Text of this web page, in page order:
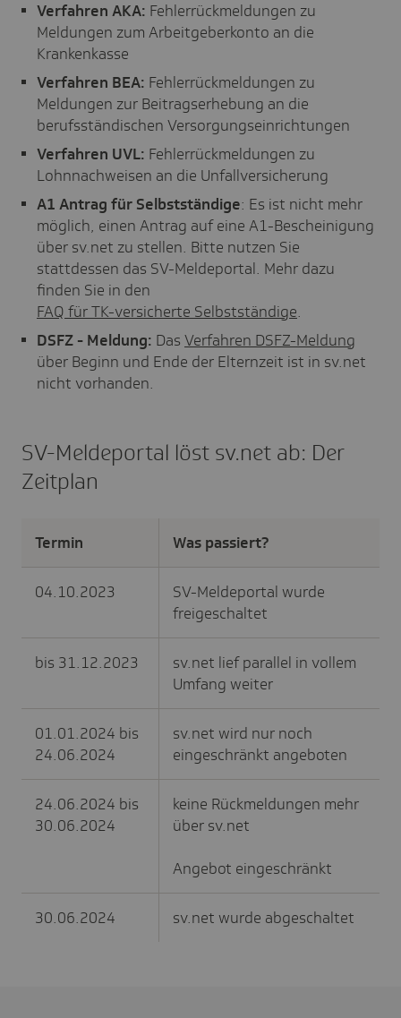
Verfahren AKA: Fehlerrückmeldungen zu
Meldungen zum Arbeitgeberkonto an die
Krankenkasse
Verfahren BEA: Fehlerrückmeldungen zu
Meldungen zur Beitragserhebung an die
berufsständischen Versorgungseinrichtungen
Verfahren UVL: Fehlerrückmeldungen zu
Lohnnachweisen an die Unfallversicherung
A1 Antrag für Selbstständige: Es ist nicht mehr
möglich, einen Antrag auf eine A1-Bescheinigung
über sv.net zu stellen. Bitte nutzen Sie
stattdessen das SV-Meldeportal. Mehr dazu
finden Sie in den
FAQ für TK-versicherte Selbstständige.
DSFZ - Meldung: Das Verfahren DSFZ-Meldung
über Beginn und Ende der Elternzeit ist in sv.net
nicht vorhanden.
SV-Meldeportal löst sv.net ab: Der
Zeitplan
Termin Was passiert?
04.10.2023
SV-Meldeportal wurde
freigeschaltet
bis 31.12.2023
sv.net lief parallel in vollem
Umfang weiter
01.01.2024 bis
24.06.2024
sv.net wird nur noch
eingeschränkt angeboten
24.06.2024 bis
30.06.2024
keine Rückmeldungen mehr
über sv.net
Angebot eingeschränkt
30.06.2024 sv.net wurde abgeschaltet